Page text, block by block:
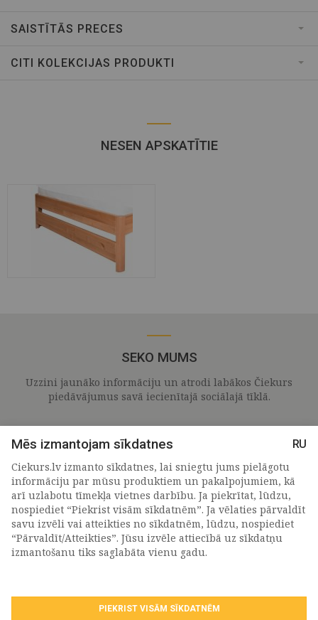
SAISTĪTĀS PRECES
CITI KOLEKCIJAS PRODUKTI
NESEN APSKATĪTIE
SEKO MUMS
Uzzini jaunāko informāciju un atrodi labākos Čiekurs
piedāvājumus savā iecienītajā sociālajā tīklā.
PIETEIKTIES MŪSU JAUNUMIEM
Piekrītu personasdatu apstrādes noteikumiem
Mēs izmantojam sīkdatnes
RU
Ciekurs.lv izmanto sīkdatnes, lai sniegtu jums pielāgotu
informāciju par mūsu produktiem un pakalpojumiem, kā
arī uzlabotu tīmekļa vietnes darbību. Ja piekrītat, lūdzu,
nospiediet “Piekrist visām sīkdatnēm”. Ja vēlaties pārvaldīt
savu izvēli vai atteikties no sīkdatnēm, lūdzu, nospiediet
“Pārvaldīt/Atteikties”. Jūsu izvēle attiecībā uz sīkdatņu
izmantošanu tiks saglabāta vienu gadu.
PIEKRIST VISĀM SĪKDATNĒM